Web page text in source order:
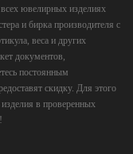
ювелирных изделиях
и бирка производителя с
веса и других
документов,
постоянным
скидку. Для этого
в проверенных